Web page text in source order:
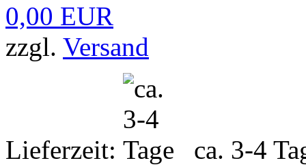
0,00 EUR
zzgl. Versand
Lieferzeit: ca. 3-4